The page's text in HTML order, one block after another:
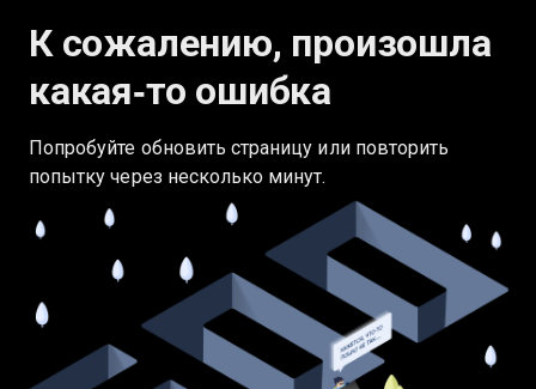
К сожалению, произошла
какая‑то ошибка
Попробуйте обновить страницу или повторить
попытку через несколько минут.